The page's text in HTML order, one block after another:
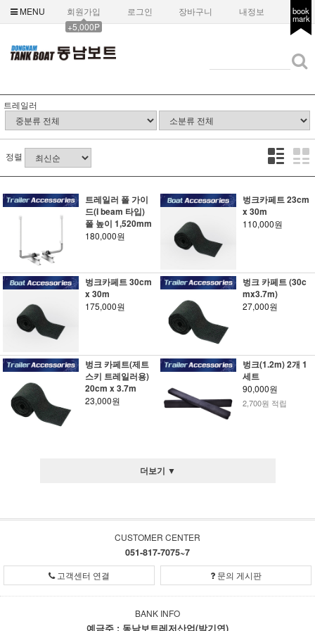
MENU
회원가입
+5,000P
로그인 장바구니 내정보 book
mark
트레일러
정렬
트레일러 폴 가이
드(I beam 타입)
폴 높이 1,520mm
180,000원
벙크카페트 23cm
x 30m
110,000원
벙크카페트 30cm
x 30m
175,000원
벙크 카페트 (30c
mx3.7m)
27,000원
벙크 카페트(제트
스키 트레일러용)
20cm x 3.7m
23,000원
벙크(1.2m) 2개 1
세트
90,000원
2,700원 적립
더보기 ▼
CUSTOMER CENTER
051-817-7075~7
고객센터 연결 문의 게시판
BANK INFO
예금주 : 동남보트레저산업(박기연)